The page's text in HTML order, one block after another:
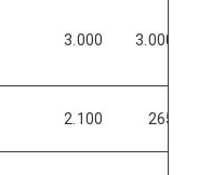
3.000 3.000
2.100 265